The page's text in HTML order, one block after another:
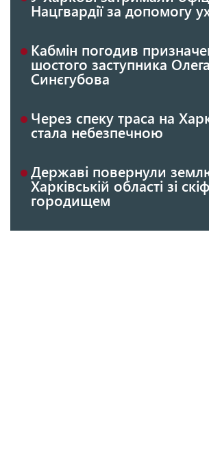
Нацгвардії за допомогу
Кабмін погодив
шостого заступника Олега
Синєгубова
Через спеку траса на
стала небезпечною
Державі повернули
Харківській області зі
городищем